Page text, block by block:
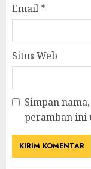
Email *
Situs Web
Simpan
peramban ini